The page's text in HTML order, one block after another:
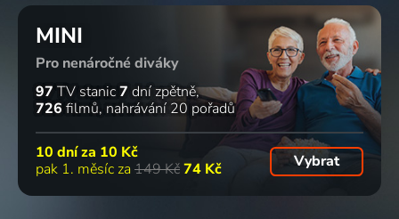
MINI
Pro nenáročné diváky
97 TV stanic7 dní zpětně
726 filmů nahrávání 20 pořadů
10 dní za 10 Kč
pak 1. měsíc za 149 Kč74 Kč Vybrat